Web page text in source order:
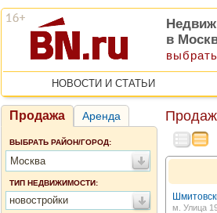
в
НОВОСТИ И СТАТЬИ
Продажа Аренда
ВЫБРАТЬ РАЙОН/ГОРОД:
Москва
ТИП НЕДВИЖИМОСТИ:
новостройки
м. Улица